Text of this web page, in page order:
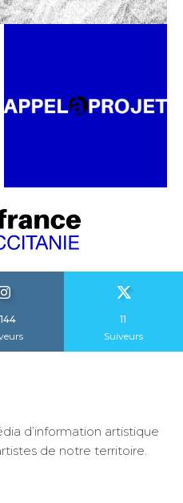
11
Suiveurs
d’information artistique
de notre territoire.